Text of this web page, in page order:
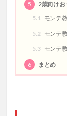
5
2歳向けお
5.1 モンテ
5.2 モンテ
5.3 モンテ
6 まとめ